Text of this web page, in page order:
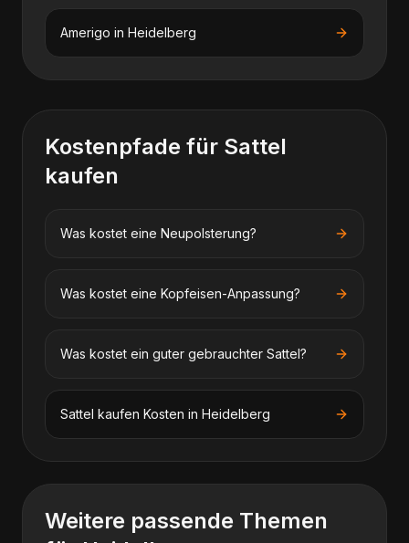
Amerigo in Heidelberg
Kostenpfade für Sattel
kaufen
Was kostet eine Neupolsterung?
Was kostet eine Kopfeisen-Anpassung?
Was kostet ein guter gebrauchter Sattel?
Sattel kaufen Kosten in Heidelberg
Weitere passende Themen